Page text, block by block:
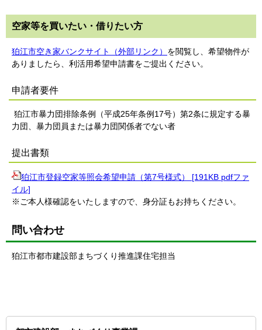
空家等を買いたい・借りたい方
狛江市空き家バンクサイト（外部リンク） を閲覧し、希望物件が
ありましたら、利活用希望申請書をご提出ください。
申請者要件
狛江市暴力団排除条例（平成25年条例17号）第2条に規定する暴
力団、暴力団員または暴力団関係者でない者
提出書類
狛江市登録空家等照会希望申請（第7号様式） [191KB pdfファ
イル]
※ご本人様確認をいたしますので、身分証もお持ちください。
問い合わせ
狛江市都市建設部まちづくり推進課住宅担当